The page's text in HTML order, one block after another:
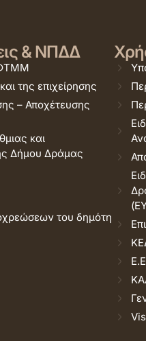
& ΝΠΔΔ
ΦΤΜΜ
της επιχείρησης
– Αποχέτευσης
και
Δήμου Δράμας
του δημότη